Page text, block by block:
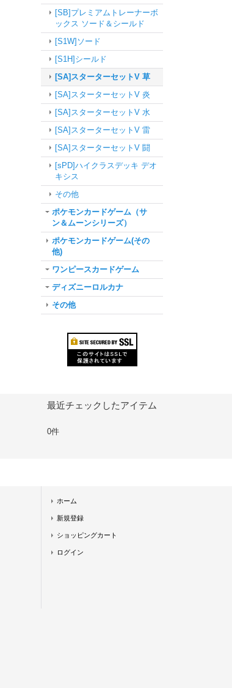
[SB]プレミアムトレーナーボ
ックス ソード＆シールド
[S1W]ソード
[S1H]シールド
[SA]スターターセットV 草
[SA]スターターセットV 炎
[SA]スターターセットV 水
[SA]スターターセットV 雷
[SA]スターターセットV 闘
[sPD]ハイクラスデッキ デオ
キシス
その他
ポケモンカードゲーム（サ
ン＆ムーンシリーズ）
ポケモンカードゲーム(その
他)
ワンピースカードゲーム
ディズニーロルカナ
その他
最近チェックしたアイテム
0件
ホーム
新規登録
ショッピングカート
ログイン